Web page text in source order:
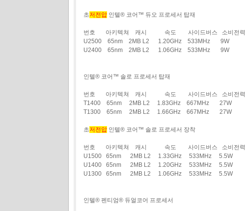
초저전압인텔® 코어™ 듀오 프로세서 탑재
번호 아키텍쳐 캐시 속도 사이드버스 소비전력
U2500 65nm 2MB L2 1.20GHz 533MHz 9W
U2400 65nm 2MB L2 1.06GHz 533MHz 9W
인텔® 코어™ 솔로 프로세서 탑재
번호 아키텍쳐 캐시 속도 사이드버스 소비전력
T1400 65nm 2MB L2 1.83GHz 667MHz 27W
T1300 65nm 2MB L2 1.66GHz 667MHz 27W
초저전압인텔® 코어™ 솔로 프로세서 장착
번호 아키텍쳐 캐시 속도 사이드버스 소비전력
U1500 65nm 2MB L2 1.33GHz 533MHz 5.5W
U1400 65nm 2MB L2 1.20GHz 533MHz 5.5W
U1300 65nm 2MB L2 1.06GHz 533MHz 5.5W
인텔® 펜티엄® 듀얼코어 프로세서